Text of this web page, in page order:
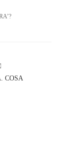
COSA